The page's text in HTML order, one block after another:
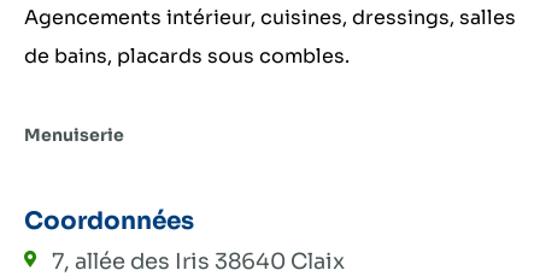
Agencements intérieur, cuisines, dressings, salles
de bains, placards sous combles.
Menuiserie
Coordonnées
7, allée des Iris 38640 Claix